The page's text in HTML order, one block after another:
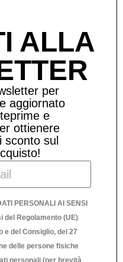
sui
residui.
che il dosatore
all’interno del flacone,
di concentrato
che il dosatore sia
del flacone,
che utilizzerai per
guanti protettivi.
ALLA
per
aggiornato
e
ottienere
sconto sul
PERSONALI AI SENSI
del Regolamento (UE)
e del Consiglio, del 27
delle persone fisiche
personali (per brevità